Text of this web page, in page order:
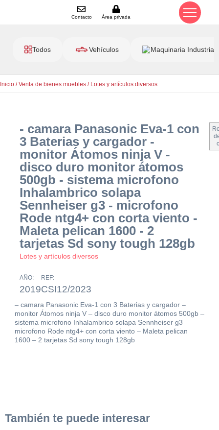
Contacto Área privada
Todos Vehículos Maquinaria Industrial
Inicio /Venta de bienes muebles / Lotes y artículos diversos
- camara Panasonic Eva-1 con
3 Baterias y cargador -
monitor Átomos ninja V -
disco duro monitor átomos
500gb - sistema microfono
Inhalambrico solapa
Sennheiser g3 - microfono
Rode ntg4+ con corta viento -
Maleta pelican 1600 - 2
tarjetas Sd sony tough 128gb
Lotes y artículos diversos
AÑO:
2019
REF:
CSI12/2023
– camara Panasonic Eva-1 con 3 Baterias y cargador –
monitor Átomos ninja V – disco duro monitor átomos 500gb –
sistema microfono Inhalambrico solapa Sennheiser g3 –
microfono Rode ntg4+ con corta viento – Maleta pelican
1600 – 2 tarjetas Sd sony tough 128gb
También te puede interesar